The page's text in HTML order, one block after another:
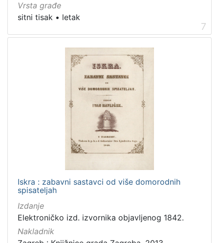
Vrsta građe
sitni tisak • letak
7
Iskra : zabavni sastavci od više domorodnih
spisateljah
Izdanje
Elektroničko izd. izvornika objavljenog 1842.
Nakladnik